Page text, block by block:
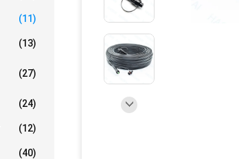
(11)
(13)
(27)
(24)
(12)
(40)